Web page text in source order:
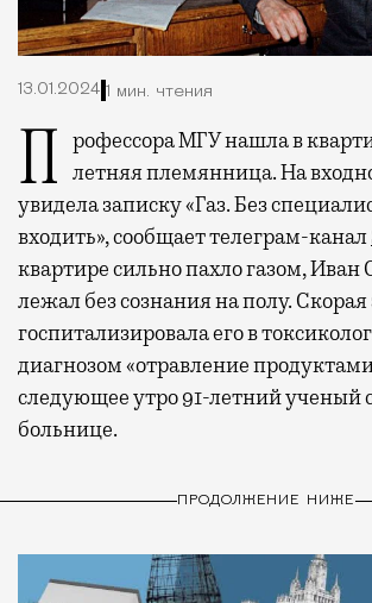
13.01.2024 1 мин. чтения
Профессора МГУ нашла в квартире его 67- летняя племянница. На
увидела записку «Газ. Без
входить», сообщает телеграм-канал
квартире сильно пахло газом,
лежал без сознания на полу.
госпитализировала его в
диагнозом «отравление
следующее утро 91-летний ученый
больнице.
ПРОДОЛЖЕНИЕ НИЖЕ